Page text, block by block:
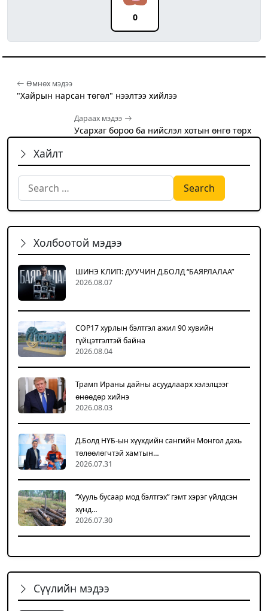
0
Өмнөх мэдээ
"Хайрын нарсан төгөл" нээлтээ хийлээ
Дараах мэдээ
Усархаг бороо ба нийслэл хотын өнгө төрх
Хайлт
Search for:
Холбоотой мэдээ
ШИНЭ КЛИП: ДУУЧИН Д.БОЛД “БАЯРЛАЛАА”
2026.08.07
COP17 хурлын бэлтгэл ажил 90 хувийн
гүйцэтгэлтэй байна
2026.08.04
Трамп Ираны дайны асуудлаарх хэлэлцээг
өнөөдөр хийнэ
2026.08.03
Д.Болд НҮБ-ын хүүхдийн сангийн Монгол дахь
төлөөлөгчтэй хамтын…
2026.07.31
“Хууль бусаар мод бэлтгэх” гэмт хэрэг үйлдсэн
хүнд…
2026.07.30
Сүүлийн мэдээ